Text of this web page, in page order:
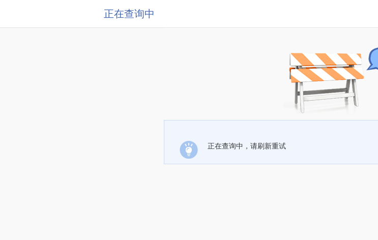
正在查询中
正在查询中，请刷新重试